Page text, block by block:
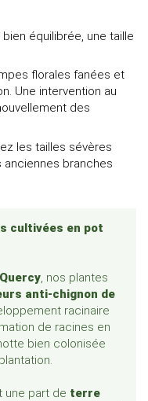
équilibrée, une taille
florales fanées et
Une intervention au
des
les tailles sévères
anciennes branches
cultivées en pot
, nos plantes
anti-chignon de
racinaire
de racines en
bien colonisée
une part de terre